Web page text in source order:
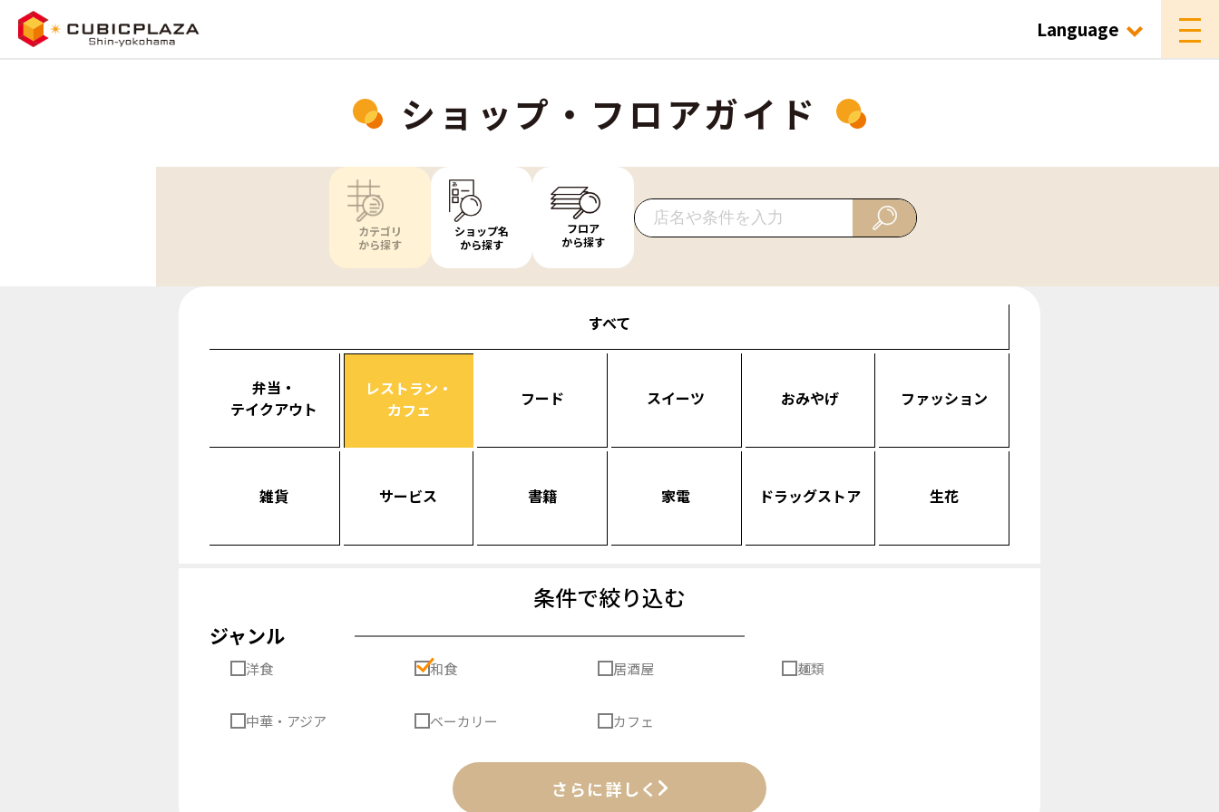
Language
ショップ・フロアガイド
カテゴリ
から探す
ショップ名
から探す
フロア
から探す
すべて
弁当・
テイクアウト
レストラン・
カフェ
フード スイーツ おみやげ ファッション
雑貨 サービス 書籍 家電 ドラッグストア 生花
条件で絞り込む
ジャンル
洋食 和食 居酒屋 麺類
中華・アジア ベーカリー カフェ
さらに詳しく